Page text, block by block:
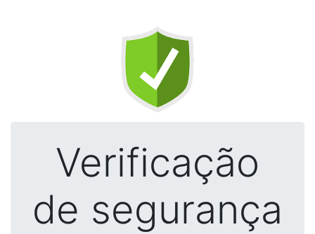
Verificação
de segurança